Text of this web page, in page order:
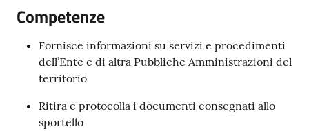
gli
argomenti...
Seguici
Competenze
Fornisce informazioni su servizi e procedimenti
dell’Ente e di altra Pubbliche Amministrazioni del
territorio
Ritira e protocolla i documenti consegnati allo
sportello